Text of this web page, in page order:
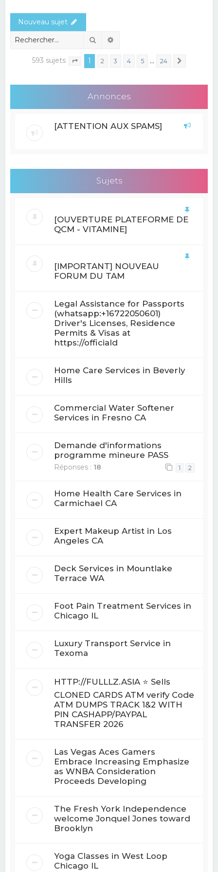
Nouveau sujet
Rechercher
593 sujets Page sur 24
1 2 3 4 5 … 24
Annonces
[ATTENTION AUX SPAMS]
Sujets
[OUVERTURE PLATEFORME DE
QCM - VITAMINE]
[IMPORTANT] NOUVEAU
FORUM DU TAM
Legal Assistance for Passports
(whatsapp:+16722050601)
Driver's Licenses, Residence
Permits & Visas at
https://officiald
Home Care Services in Beverly
Hills
Commercial Water Softener
Services in Fresno CA
Demande d'informations
programme mineure PASS
Réponses : 18 1 2
Home Health Care Services in
Carmichael CA
Expert Makeup Artist in Los
Angeles CA
Deck Services in Mountlake
Terrace WA
Foot Pain Treatment Services in
Chicago IL
Luxury Transport Service in
Texoma
HTTP://FULLLZ.ASIA ⭐️ Sells
CLONED CARDS ATM verify Code
ATM DUMPS TRACK 1&2 WITH
PIN CASHAPP/PAYPAL
TRANSFER 2026
Las Vegas Aces Gamers
Embrace Increasing Emphasize
as WNBA Consideration
Proceeds Developing
The Fresh York Independence
welcome Jonquel Jones toward
Brooklyn
Yoga Classes in West Loop
Chicago IL